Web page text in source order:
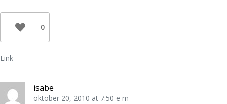
0
Link
isabe
oktober 20, 2010 at 7:50 e m